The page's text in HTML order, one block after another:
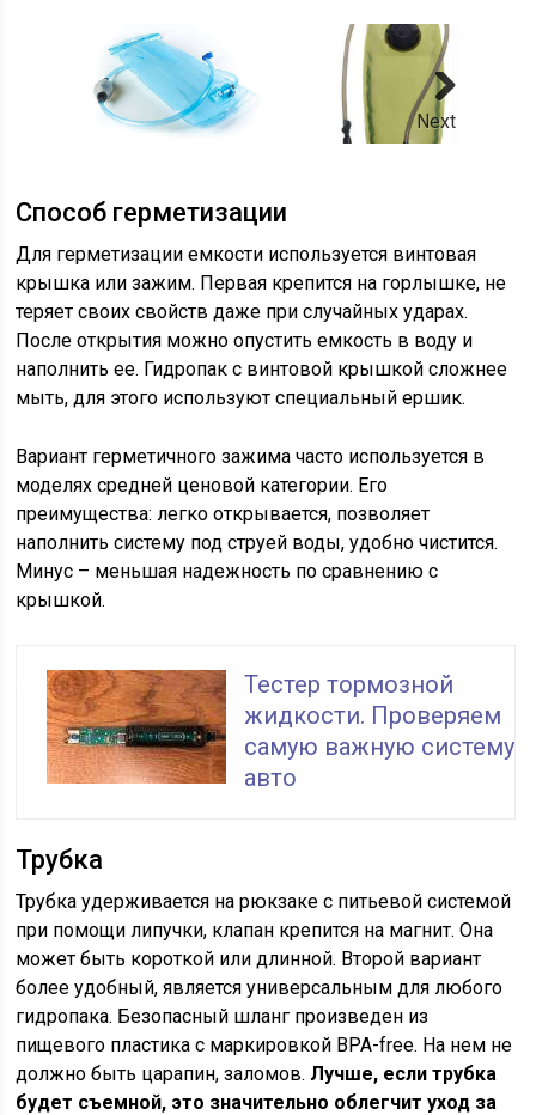
Next
Способ герметизации
Для герметизации емкости используется винтовая
крышка или зажим. Первая крепится на горлышке, не
теряет своих свойств даже при случайных ударах.
После открытия можно опустить емкость в воду и
наполнить ее. Гидропак с винтовой крышкой сложнее
мыть, для этого используют специальный ершик.
Вариант герметичного зажима часто используется в
моделях средней ценовой категории. Его
преимущества: легко открывается, позволяет
наполнить систему под струей воды, удобно чистится.
Минус – меньшая надежность по сравнению с
крышкой.
Тестер тормозной
жидкости. Проверяем
самую важную систему
авто
Трубка
Трубка удерживается на рюкзаке с питьевой системой
при помощи липучки, клапан крепится на магнит. Она
может быть короткой или длинной. Второй вариант
более удобный, является универсальным для любого
гидропака. Безопасный шланг произведен из
пищевого пластика с маркировкой BPA-free. На нем не
должно быть царапин, заломов. Лучше, если трубка
будет съемной, это значительно облегчит уход за